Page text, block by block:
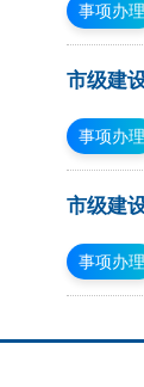
事项办理
市级建
事项办理
市级建
事项办理